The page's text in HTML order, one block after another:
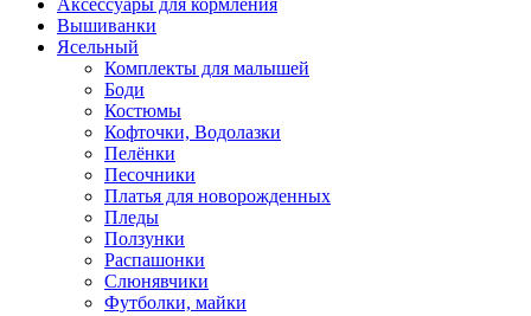
Вышиванки
Ясельный
Комплекты для малышей
Боди
Костюмы
Кофточки, Водолазки
Пелёнки
Песочники
Платья для новорожденных
Пледы
Ползунки
Распашонки
Слюнявчики
Футболки, майки